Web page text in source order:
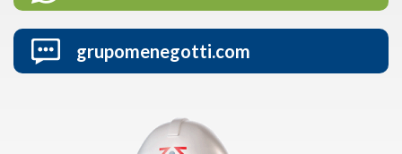
grupomenegotti.com